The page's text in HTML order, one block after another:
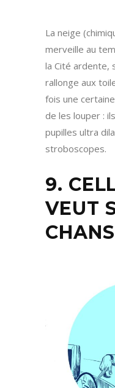
La neige
merveille au
la Cité ardente,
rallonge aux
fois une
de les louper :
pupilles ultra
stroboscopes.
9.
VEUT